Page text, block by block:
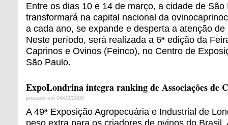
Entre os dias 10 e 14 de março, a cidade de São
transformará na capital nacional da
a cada ano, se expande e desperta a atenção
Neste período, será realizada a 6ª edição da
Caprinos e Ovinos (Feinco), no Centro de
São Paulo.
ExpoLondrina integra ranking de Associações de
postado em 04/02/2009
A 49ª Exposição Agropecuária e Industrial de
peso extra para os criadores de ovinos do Brasil.